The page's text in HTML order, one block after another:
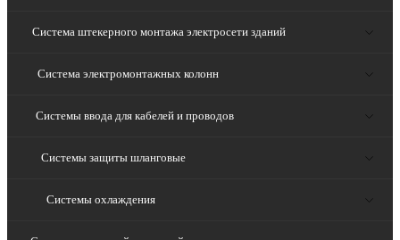
Система штекерного монтажа электросети зданий
Система электромонтажных колонн
Системы ввода для кабелей и проводов
Системы защиты шланговые
Системы охлаждения